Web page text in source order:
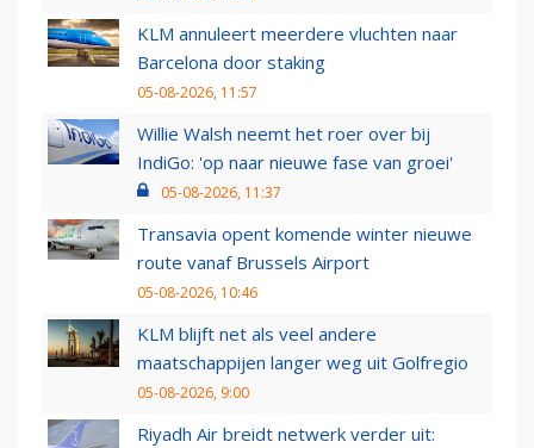
KLM annuleert meerdere vluchten naar
Barcelona door staking
05-08-2026, 11:57
Willie Walsh neemt het roer over bij
IndiGo: 'op naar nieuwe fase van groei'
05-08-2026, 11:37
Transavia opent komende winter nieuwe
route vanaf Brussels Airport
05-08-2026, 10:46
KLM blijft net als veel andere
maatschappijen langer weg uit Golfregio
05-08-2026, 9:00
Riyadh Air breidt netwerk verder uit: